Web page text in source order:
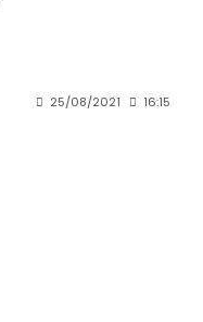
25/08/2021 16:15